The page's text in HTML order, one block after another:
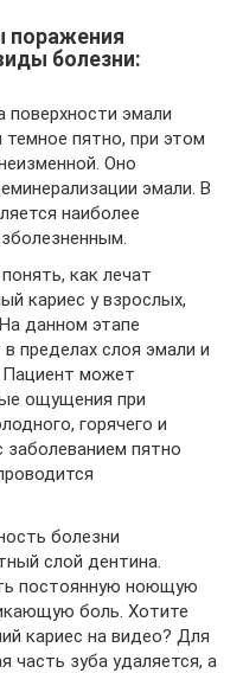
поражения
болезни:
поверхности эмали
темное пятно, при этом
Оно
эмали. В
наиболее
как лечат
кариес у взрослых,
данном этапе
пределах слоя эмали и
Пациент может
ощущения при
горячего и
пятно
болезни
слой дентина.
постоянную ноющую
боль. Хотите
кариес на видео? Для
часть зуба удаляется, а